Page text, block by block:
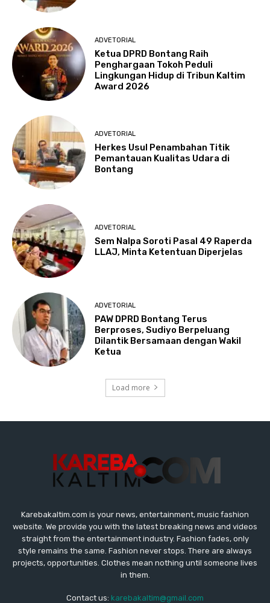
Karebakaltim.com is your news, entertainment, music fashion
website. We provide you with the latest breaking news and videos
straight from the entertainment industry. Fashion fades, only
style remains the same. Fashion never stops. There are always
projects, opportunities. Clothes mean nothing until someone lives
in them.
Contact us: karebakaltim@gmail.com